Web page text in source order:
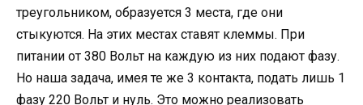
треугольником, образуется 3 места, где они
стыкуются. На этих местах ставят клеммы. При
питании от 380 Вольт на каждую из них подают фазу.
Но наша задача, имея те же 3 контакта, подать лишь 1
фазу 220 Вольт и нуль. Это можно реализовать